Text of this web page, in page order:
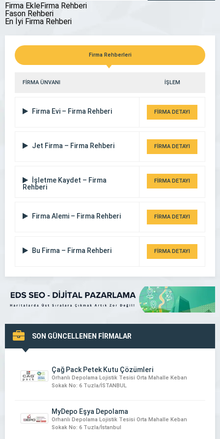
Çorum Avukat Enes Mantı
Firma EkleFirma Rehberi
Fason Rehberi
En İyi Firma Rehberi
Firma Rehberleri
FİRMA ÜNVANI İŞLEM
Firma Evi – Firma Rehberi FİRMA DETAYI
Jet Firma – Firma Rehberi FİRMA DETAYI
İşletme Kaydet – Firma
Rehberi
FİRMA DETAYI
Firma Alemi – Firma Rehberi FİRMA DETAYI
Bu Firma – Firma Rehberi FİRMA DETAYI
SON GÜNCELLENEN FİRMALAR
Çağ Pack Petek Kutu Çözümleri
Orhanlı Depolama Lojistik Tesisi Orta Mahalle Keban
Sokak No: 6 Tuzla/İSTANBUL
MyDepo Eşya Depolama
Orhanlı Depolama Lojistik Tesisi Orta Mahalle Keban
Sokak No: 6 Tuzla/İstanbul